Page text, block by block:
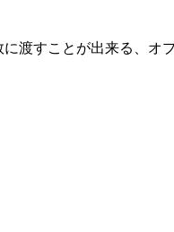
に渡すことが出来る、